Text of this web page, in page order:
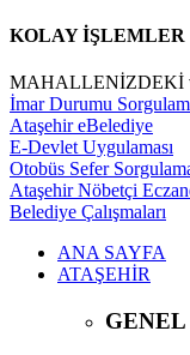
KOLAY İŞLEMLER
MAHALLENİZDEKİ
İmar Durumu
Ataşehir eBelediye
E-Devlet Uygulaması
Otobüs Sefer
Ataşehir Nöbetçi
Belediye Çalışmaları
ANA SAYFA
ATAŞEHİR